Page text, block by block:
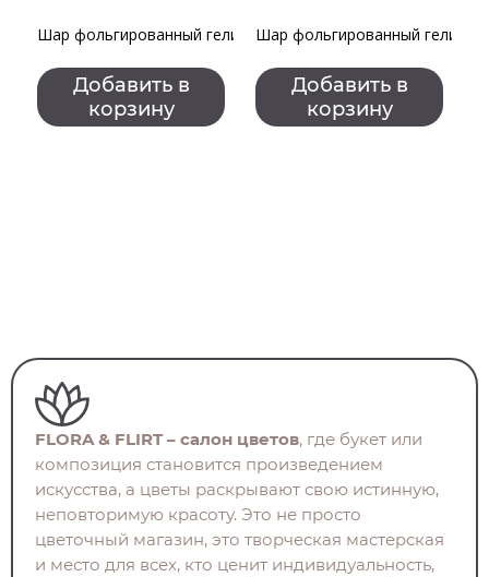
Шар фольгированный гелиевый "Пусть все сбудется"
Добавить в
корзину
Шар фольгированный
Добавить в
корзину
FLORA & FLIRT – салон цветов, где букет или
композиция становится произведением
искусства, а цветы раскрывают свою истинную,
неповторимую красоту. Это не просто
цветочный магазин, это творческая мастерская
и место для всех, кто ценит индивидуальность,